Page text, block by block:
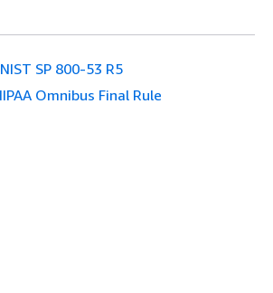
NIST SP 800-53 R5
Omnibus Final Rule